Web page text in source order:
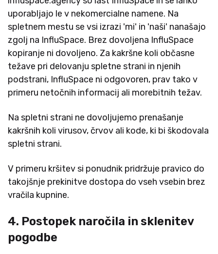
uporabljajo le v nekomercialne namene. Na
spletnem mestu se vsi izrazi 'mi' in 'naši' nanašajo
zgolj na InfluSpace. Brez dovoljena InfluSpace
kopiranje ni dovoljeno. Za kakršne koli občasne
težave pri delovanju spletne strani in njenih
podstrani, InfluSpace ni odgovoren, prav tako v
primeru netočnih informacij ali morebitnih težav.
Na spletni strani ne dovoljujemo prenašanje
kakršnih koli virusov, črvov ali kode, ki bi škodovala
spletni strani.
V primeru kršitev si ponudnik pridržuje pravico do
takojšnje prekinitve dostopa do vseh vsebin brez
vračila kupnine.
4. Postopek naročila in sklenitev
pogodbe